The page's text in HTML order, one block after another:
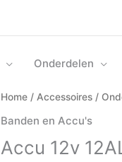
Onderdelen
Home / Accessoires /
Banden en Accu's
Accu 12v
Accu
A2